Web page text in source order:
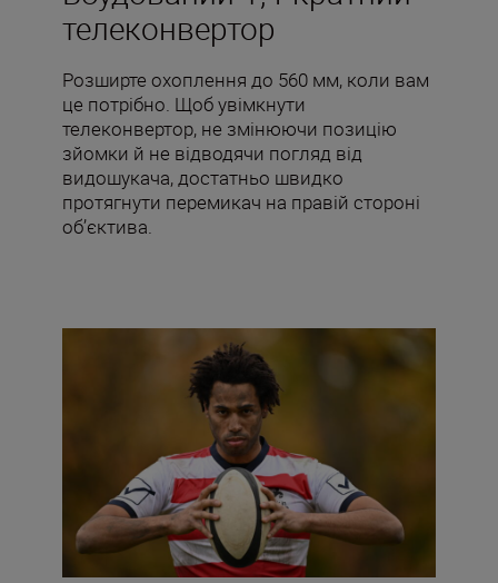
телеконвертор
Розширте охоплення до 560 мм, коли вам
це потрібно. Щоб увімкнути
телеконвертор, не змінюючи позицію
зйомки й не відводячи погляд від
видошукача, достатньо швидко
протягнути перемикач на правій стороні
об’єктива.